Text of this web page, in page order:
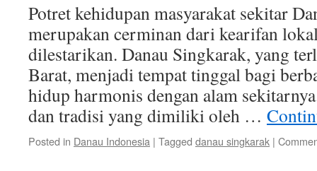
Potret kehidupan masyarakat sekitar
merupakan cerminan dari kearifan
dilestarikan. Danau Singkarak, yang
Barat, menjadi tempat tinggal bagi
hidup harmonis dengan alam
dan tradisi yang dimiliki oleh …
Posted in Danau Indonesia | Tagged danau singkarak |